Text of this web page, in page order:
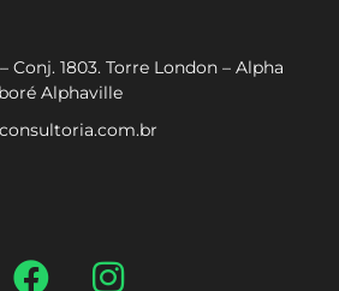
Conj. 1803. Torre London – Alpha
Alphaville